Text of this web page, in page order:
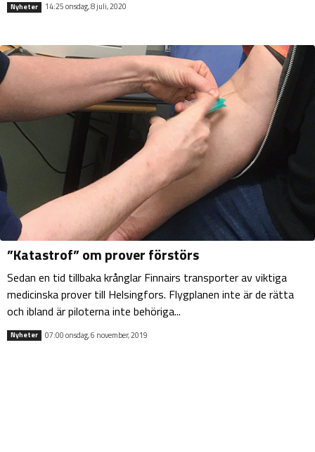
Nyheter 14:25 onsdag, 8 juli, 2020
”Katastrof” om prover förstörs
Sedan en tid tillbaka krånglar Finnairs transporter av viktiga
medicinska prover till Helsingfors. Flygplanen inte är de rätta
och ibland är piloterna inte behöriga...
Nyheter 07:00 onsdag, 6 november, 2019